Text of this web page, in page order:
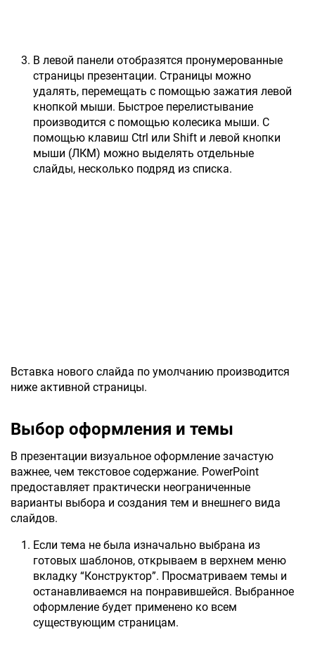
В левой панели отобразятся пронумерованные
страницы презентации. Страницы можно
удалять, перемещать с помощью зажатия левой
кнопкой мыши. Быстрое перелистывание
производится с помощью колесика мыши. С
помощью клавиш Ctrl или Shift и левой кнопки
мыши (ЛКМ) можно выделять отдельные
слайды, несколько подряд из списка.
Вставка нового слайда по умолчанию производится
ниже активной страницы.
Выбор оформления и темы
В презентации визуальное оформление зачастую
важнее, чем текстовое содержание. PowerPoint
предоставляет практически неограниченные
варианты выбора и создания тем и внешнего вида
слайдов.
Если тема не была изначально выбрана из
готовых шаблонов, открываем в верхнем меню
вкладку “Конструктор”. Просматриваем темы и
останавливаемся на понравившейся. Выбранное
оформление будет применено ко всем
существующим страницам.